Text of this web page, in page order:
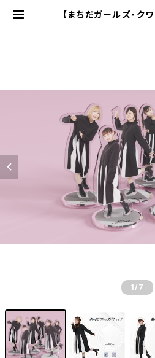
【まちだガールズ・ク
1 /7